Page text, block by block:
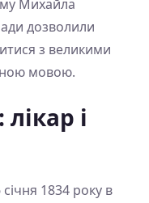
Михайла
дозволили
з великими
мовою.
і
1834 року в